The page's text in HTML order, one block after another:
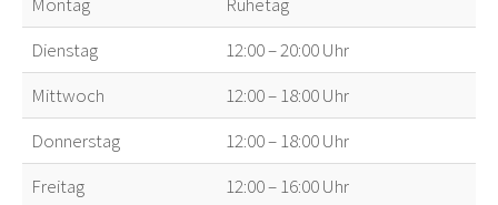
Dienstag
12:00 – 20:00 Uhr
Mittwoch
12:00 – 18:00 Uhr
Donnerstag
12:00 – 18:00 Uhr
Freitag
12:00 – 16:00 Uhr